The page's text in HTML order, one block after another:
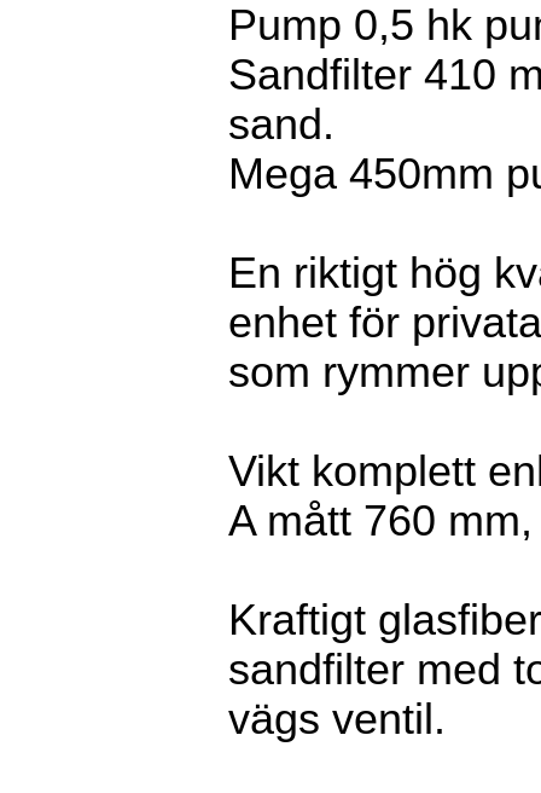
Pump 0,5 hk
Sandfilter 410
sand.
Mega 450mm
En riktigt hög
enhet för
som rymmer
Vikt komplett
A mått 760
Kraftigt
sandfilter med
vägs ventil.